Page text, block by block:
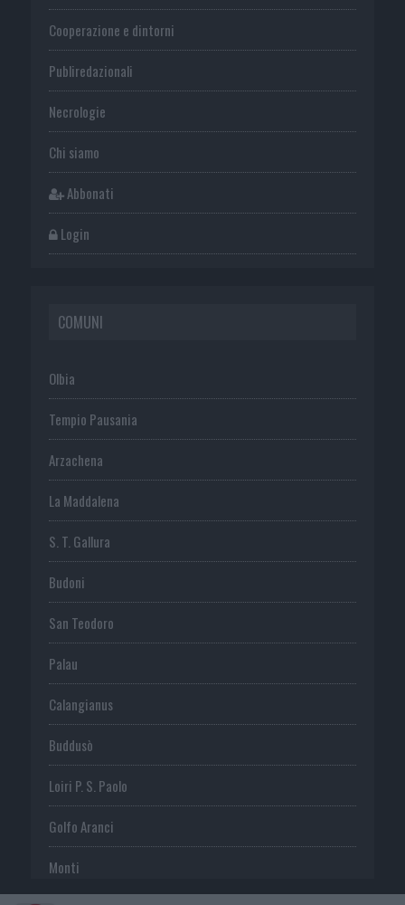
Cooperazione e dintorni
Publiredazionali
Necrologie
Chi siamo
Abbonati
Login
COMUNI
Olbia
Tempio Pausania
Arzachena
La Maddalena
S. T. Gallura
Budoni
San Teodoro
Palau
Calangianus
Buddusò
Loiri P. S. Paolo
Golfo Aranci
Monti